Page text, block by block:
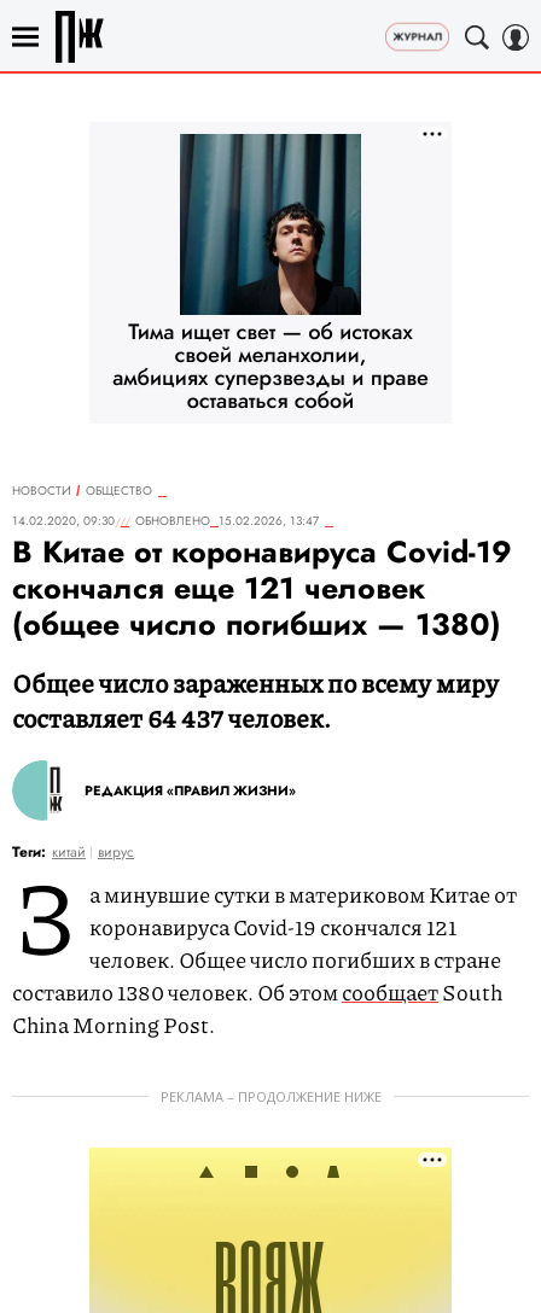
НОВОСТИ
ОБЩЕСТВО
14.02.2020, 09:30
ОБНОВЛЕНО 15.02.2026, 13:47
В Китае от коронавируса Covid-19
скончался еще 121 человек
(общее число погибших — 1380)
Общее число зараженных по всему миру
составляет 64 437 человек.
РЕДАКЦИЯ «ПРАВИЛ ЖИЗНИ»
Теги: китай вирус
З
а минувшие сутки в материковом Китае от
коронавируса Covid-19 скончался 121
человек. Общее число погибших в стране
составило 1380 человек. Об этомсообщаетSouth
China Morning Post.
РЕКЛАМА – ПРОДОЛЖЕНИЕ НИЖЕ